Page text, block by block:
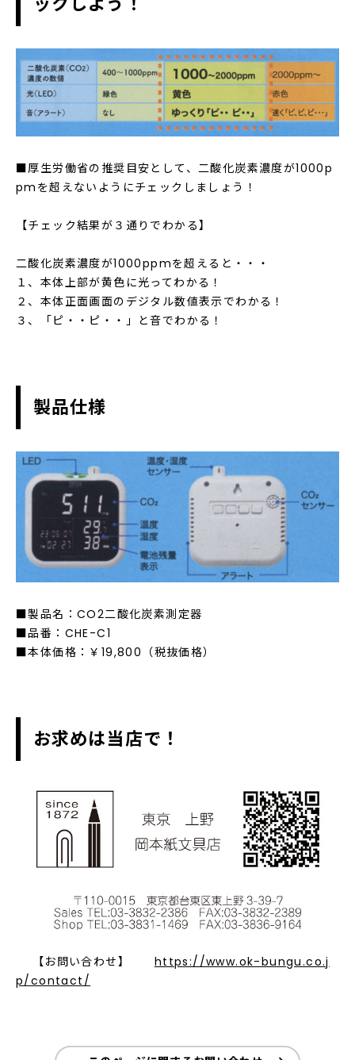
■厚生労働省の推奨目安として、二酸化炭素濃度が1000p
pmを超えないようにチェックしましょう！
【チェック結果が３通りでわかる】
二酸化炭素濃度が1000ppmを超えると・・・
１、本体上部が黄色に光ってわかる！
２、本体正面画面のデジタル数値表示でわかる！
３、「ピ・・ピ・・」と音でわかる！
製品仕様
■製品名：CO2二酸化炭素測定器
■品番：CHE-C1
■本体価格：￥19,800（税抜価格）
お求めは当店で！
【お問い合わせ】 https://www.ok-bungu.co.j
p/contact/